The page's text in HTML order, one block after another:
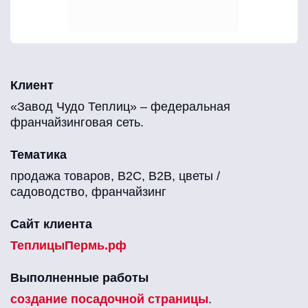
Клиент
«Завод Чудо Теплиц» – федеральная
франчайзинговая сеть.
Тематика
продажа товаров, B2C, B2B, цветы /
садоводство, франчайзинг
Сайт клиента
ТеплицыПермь.рф
Выполненные работы
создание посадочной страницы.